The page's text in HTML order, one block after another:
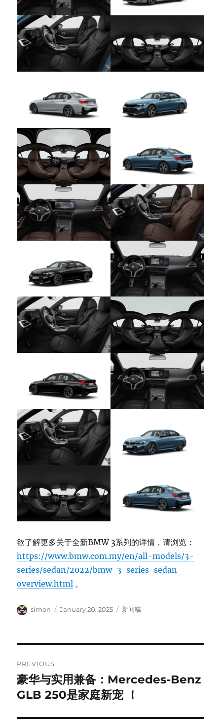
欲了解更多关于全新BMW 3系列的详情，请浏览：
https://www.bmw.com.my/en/all-models/3-
series/sedan/2022/bmw-3-series-sedan-
overview.html 。
Author
simon
Posted
January 20, 2025 Categories
新闻稿
navigation
PREVIOUS
Previous
post:
豪华与实用兼备：Mercedes-Benz
GLB 250是家庭新宠 ！